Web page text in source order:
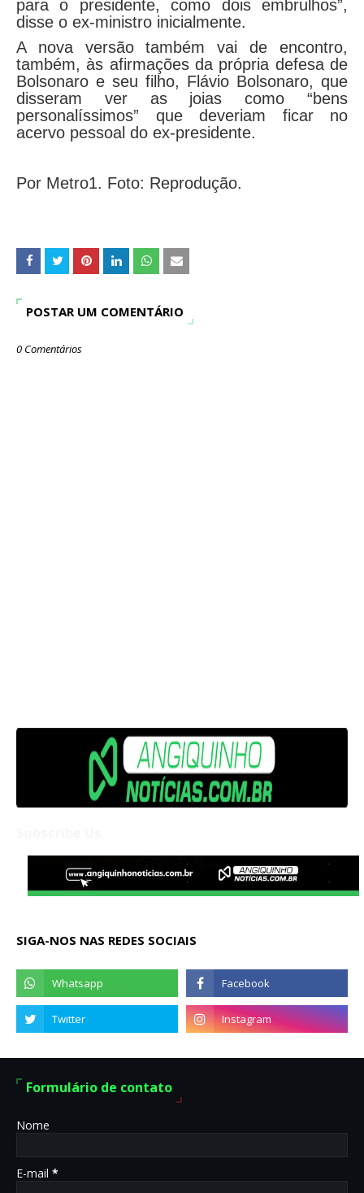
para o presidente, como dois embrulhos”,
disse o ex-ministro inicialmente.
A nova versão também vai de encontro,
também, às afirmações da própria defesa de
Bolsonaro e seu filho, Flávio Bolsonaro, que
disseram ver as joias como “bens
personalíssimos” que deveriam ficar no
acervo pessoal do ex-presidente.
Por Metro1. Foto: Reprodução.
POSTAR UM COMENTÁRIO
0 Comentários
SIGA-NOS NAS REDES SOCIAIS
Formulário de contato
Nome
E-mail *